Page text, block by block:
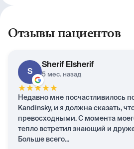
Отзывы пациентов
S
Sherif Elsherif
5 мес. назад
★★★★★
Недавно мне посчастливилось
Kandinsky, и я должна сказать,
превосходными. С момента
тепло встретил знающий и
Больше всего...